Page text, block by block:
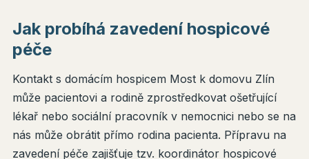
Jak probíhá zavedení hospicové
péče
Kontakt s domácím hospicem Most k domovu Zlín
může pacientovi a rodině zprostředkovat ošetřující
lékař nebo sociální pracovník v nemocnici nebo se na
nás může obrátit přímo rodina pacienta. Přípravu na
zavedení péče zajišťuje tzv. koordinátor hospicové